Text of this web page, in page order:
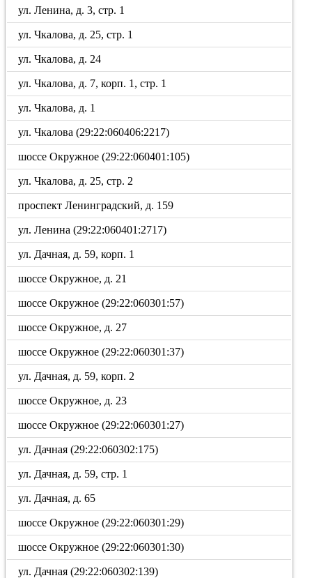
ул. Ленина, д. 3, стр. 1
ул. Чкалова, д. 25, стр. 1
ул. Чкалова, д. 24
ул. Чкалова, д. 7, корп. 1, стр. 1
ул. Чкалова, д. 1
ул. Чкалова (29:22:060406:2217)
шоссе Окружное (29:22:060401:105)
ул. Чкалова, д. 25, стр. 2
проспект Ленинградский, д. 159
ул. Ленина (29:22:060401:2717)
ул. Дачная, д. 59, корп. 1
шоссе Окружное, д. 21
шоссе Окружное (29:22:060301:57)
шоссе Окружное, д. 27
шоссе Окружное (29:22:060301:37)
ул. Дачная, д. 59, корп. 2
шоссе Окружное, д. 23
шоссе Окружное (29:22:060301:27)
ул. Дачная (29:22:060302:175)
ул. Дачная, д. 59, стр. 1
ул. Дачная, д. 65
шоссе Окружное (29:22:060301:29)
шоссе Окружное (29:22:060301:30)
ул. Дачная (29:22:060302:139)